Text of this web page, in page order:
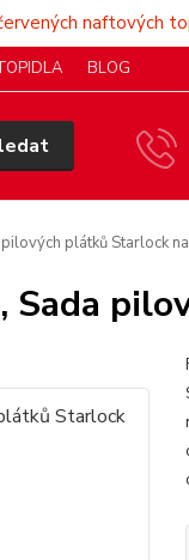
naftových
BLOG
pilových plátků Starlock
Sada